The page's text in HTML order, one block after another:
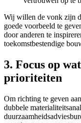
Wij willen de vonk zijn
goede voorbeeld te
door anderen te
toekomstbestendige
3. Focus op
prioriteiten
Om richting te geven
dubbele